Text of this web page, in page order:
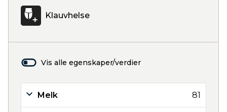
Klauvhelse
Vis alle egenskaper/verdier
Melk 81